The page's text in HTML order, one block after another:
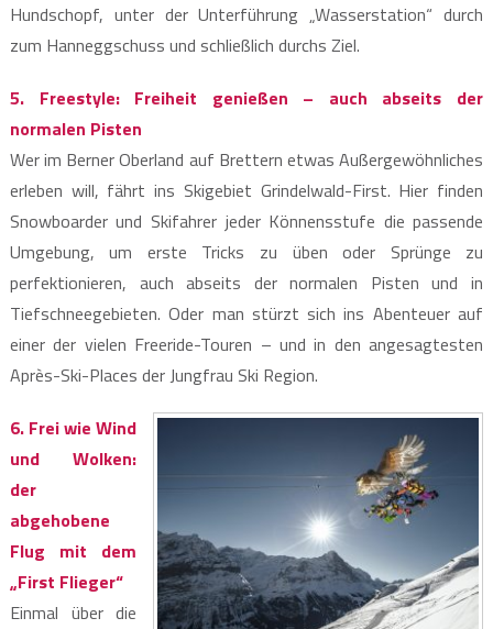
Hundschopf, unter der Unterführung „Wasserstation“ durch
zum Hanneggschuss und schließlich durchs Ziel.
5. Freestyle: Freiheit genießen – auch abseits der
normalen Pisten
Wer im Berner Oberland auf Brettern etwas Außergewöhnliches
erleben will, fährt ins Skigebiet Grindelwald-First. Hier finden
Snowboarder und Skifahrer jeder Könnensstufe die passende
Umgebung, um erste Tricks zu üben oder Sprünge zu
perfektionieren, auch abseits der normalen Pisten und in
Tiefschneegebieten. Oder man stürzt sich ins Abenteuer auf
einer der vielen Freeride-Touren – und in den angesagtesten
Après-Ski-Places der Jungfrau Ski Region.
6. Frei wie Wind
und Wolken:
der
abgehobene
Flug mit dem
„First Flieger“
Einmal über die